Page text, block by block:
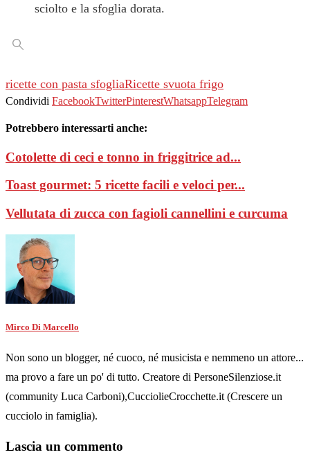
sciolto e la sfoglia dorata.
ricette con pasta sfogliaRicette svuota frigo
Condividi FacebookTwitterPinterestWhatsappTelegram
Potrebbero interessarti anche:
Cotolette di ceci e tonno in friggitrice ad...
Toast gourmet: 5 ricette facili e veloci per...
Vellutata di zucca con fagioli cannellini e curcuma
Mirco Di Marcello
Non sono un blogger, né cuoco, né musicista e nemmeno un attore...
ma provo a fare un po' di tutto. Creatore di PersoneSilenziose.it
(community Luca Carboni),CucciolieCrocchette.it (Crescere un
cucciolo in famiglia).
Lascia un commento